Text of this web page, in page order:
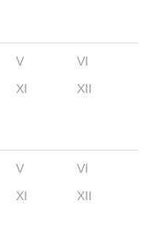
V
VI
XI XII
V
VI
XI XII